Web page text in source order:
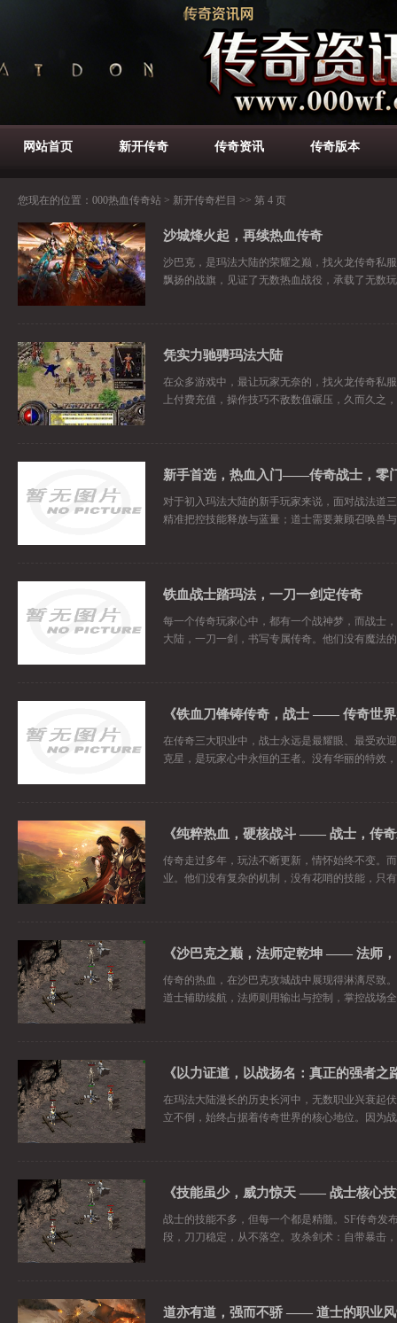
网站首页 新开传奇 传奇资讯 传奇版本
您现在的位置： 000热血传奇站 > 新开传奇栏目 >> 第 4 页
沙城烽火起，再续热血传奇
沙巴克，是玛法大陆的荣耀之巅，找火龙传奇私
飘扬的战旗，见证了无数热血战役，承载了无数
凭实力驰骋玛法大陆
在众多游戏中，最让玩家无奈的，找火龙传奇私
上付费充值，操作技巧不敌数值碾压，久而久之
对于初入玛法大陆的新手玩家来说，面对战法道
精准把控技能释放与蓝量；道士需要兼顾召唤兽
铁血战士踏玛法，一刀一剑定传奇
每一个传奇玩家心中，都有一个战神梦，而战士
大陆，一刀一剑，书写专属传奇。他们没有魔法
《铁血刀锋铸传奇，战士 —— 传奇世
在传奇三大职业中，战士永远是最耀眼、最受欢
克星，是玩家心中永恒的王者。没有华丽的特效
传奇走过多年，玩法不断更新，情怀始终不变。
业。他们没有复杂的机制，没有花哨的技能，只
传奇的热血，在沙巴克攻城战中展现得淋漓尽致
道士辅助续航，法师则用输出与控制，掌控战场
《以力证道，以战扬名：真正的强者之
在玛法大陆漫长的历史长河中，无数职业兴衰起
立不倒，始终占据着传奇世界的核心地位。因为
《技能虽少，威力惊天 —— 战士核心
战士的技能不多，但每一个都是精髓。SF传奇发
段，刀刀稳定，从不落空。攻杀剑术：自带暴击
道亦有道，强而不骄 —— 道士的职业